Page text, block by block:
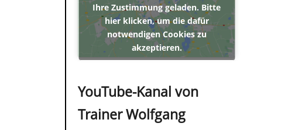
Ihre Zustimmung geladen. Bitte
hier klicken, um die dafür
notwendigen Cookies zu
akzeptieren.
YouTube-Kanal von
Trainer Wolfgang